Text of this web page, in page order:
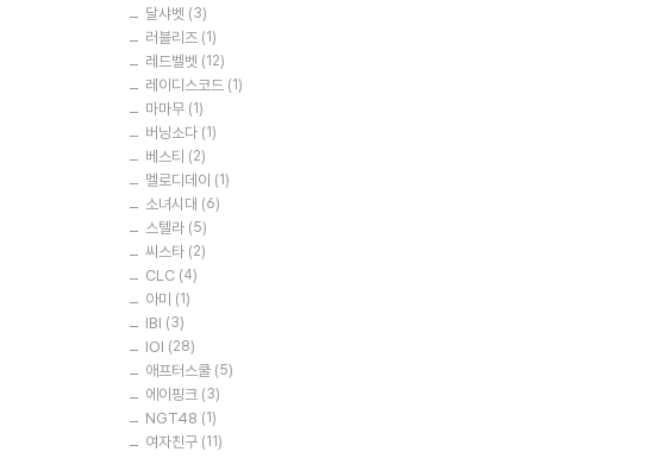
달샤벳 (3)
러블리즈 (1)
레드벨벳 (12)
레이디스코드 (1)
마마무 (1)
버닝소다 (1)
베스티 (2)
멜로디데이 (1)
소녀시대 (6)
스텔라 (5)
씨스타 (2)
CLC (4)
아미 (1)
IBI (3)
IOI (28)
애프터스쿨 (5)
에이핑크 (3)
NGT48 (1)
여자친구 (11)